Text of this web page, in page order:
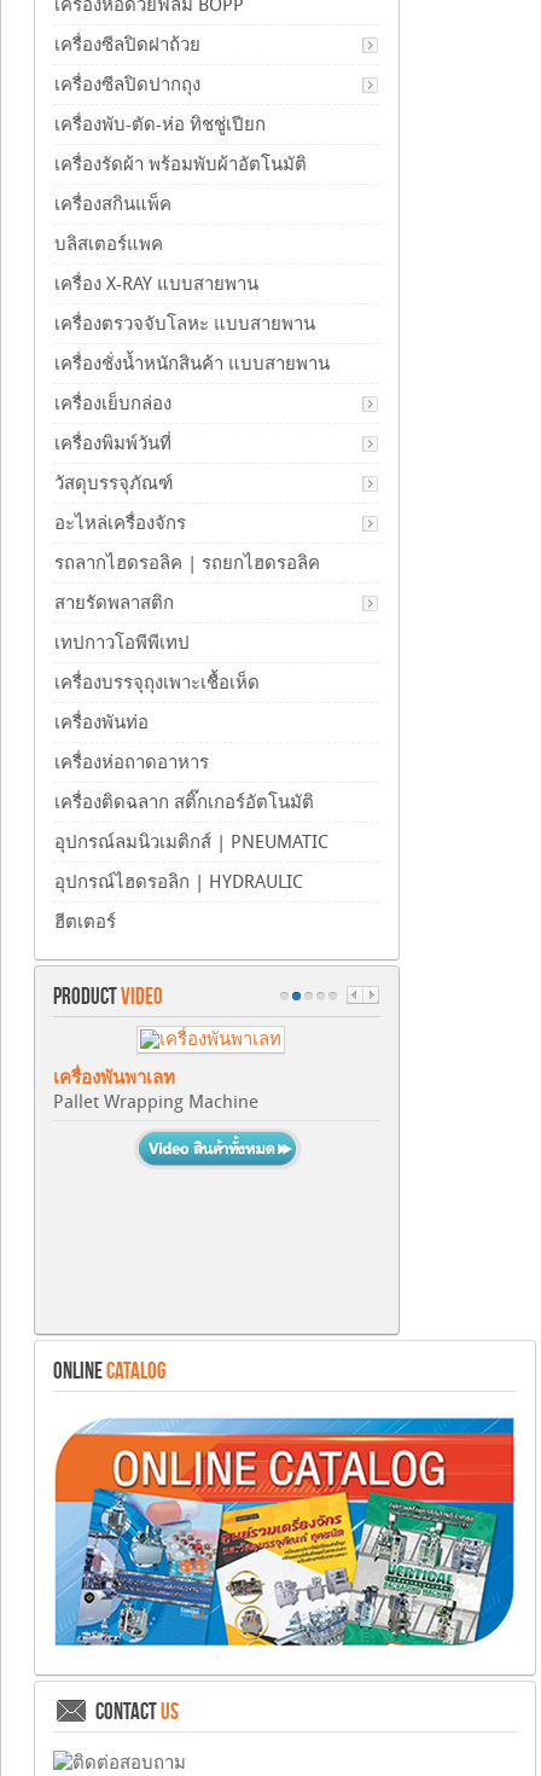
เครื่องห่อด้วยฟิล์ม BOPP
เครื่องซีลปิดฝาถ้วย
เครื่องซีลปิดปากถุง
เครื่องพับ-ตัด-ห่อ ทิชชู่เปียก
เครื่องรัดผ้า พร้อมพับผ้าอัตโนมัติ
เครื่องสกินแพ็ค
บลิสเตอร์แพค
เครื่อง X-RAY แบบสายพาน
เครื่องตรวจจับโลหะ แบบสายพาน
เครื่องชั่งน้ำหนักสินค้า แบบสายพาน
เครื่องเย็บกล่อง
เครื่องพิมพ์วันที่
วัสดุบรรจุภัณฑ์
อะไหล่เครื่องจักร
รถลากไฮดรอลิค | รถยกไฮดรอลิค
สายรัดพลาสติก
เทปกาวโอพีพีเทป
เครื่องบรรจุถุงเพาะเชื้อเห็ด
เครื่องพันท่อ
เครื่องห่อถาดอาหาร
เครื่องติดฉลาก สติ๊กเกอร์อัตโนมัติ
อุปกรณ์ลมนิวเมติกส์ | PNEUMATIC
อุปกรณ์ไฮดรอลิก | HYDRAULIC
ฮีตเตอร์
PRODUCTVIDEO
เครื่องพันพาเลท
Pallet Wrapping Machine
ONLINECATALOG
CONTACTUS